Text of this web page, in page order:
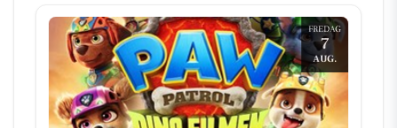
FREDAG
7
AUG.